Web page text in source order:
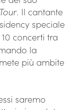
. Il cantante
speciale
concerti tra
la
più ambite
saremo